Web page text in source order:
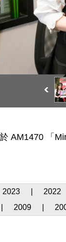
AM1470 「
2023
2022
2009